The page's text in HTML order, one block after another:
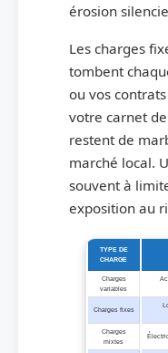
érosion
Les charges
tombent
ou vos
votre carnet
restent de
marché local.
souvent à
exposition au
TYPE DE
CHARGE
Charges
variables
Charges fixes
Charges
mixtes